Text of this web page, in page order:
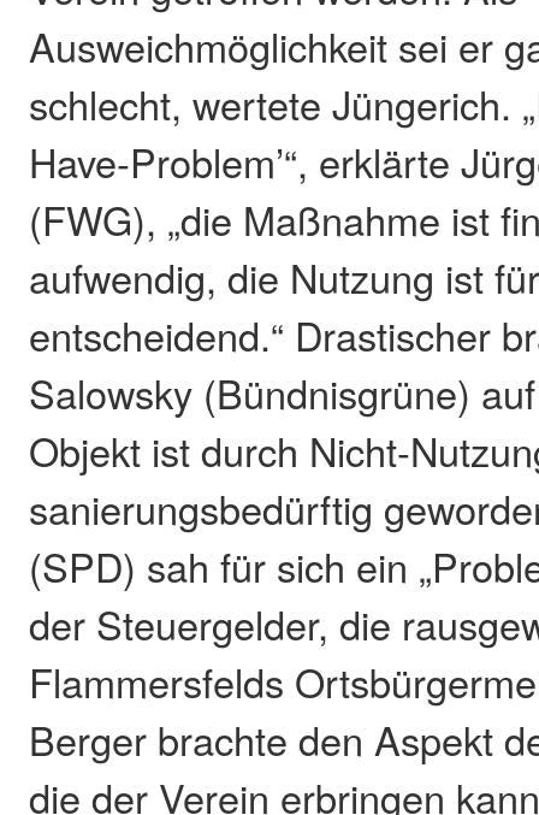
Ausweichmöglichkeit sei er
schlecht, wertete Jüngerich.
Have-Problem’“, erklärte
(FWG), „die Maßnahme ist
aufwendig, die Nutzung ist
entscheidend.“ Drastischer
Salowsky (Bündnisgrüne)
Objekt ist durch Nicht-
sanierungsbedürftig
(SPD) sah für sich ein
der Steuergelder, die
Flammersfelds
Berger brachte den Aspekt
die der Verein erbringen